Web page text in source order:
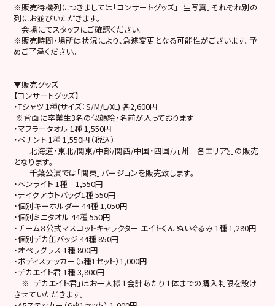
※販売待機列につきましては「コンサートグッズ」「生写真」それぞれ別の
列にお並びいただきます。
会場にてスタッフにご確認ください。
※販売時間・場所は状況により､急遽変更となる可能性がございます。予
めご了承ください。
▼販売グッズ
【コンサートグッズ】
・Tシャツ 1種(サイズ：S/M/L/XL) 各2,600円
※背面に卒業生3名の似顔絵・名前が入っております
・マフラータオル 1種 1,550円
・ペナント 1種 1,550円（税込）
北海道・東北/関東/中部/関西/中国・四国/九州 各エリア別の販売
となります。
千葉公演では「関東」バージョンを販売致します。
・ペンライト 1種 1,550円
・テイクアウトバッグ1種 550円
・個別キーホルダー 44種 1,050円
・個別ミニタオル 44種 550円
・チーム８公式マスコットキャラクター エイトくん ぬいぐるみ 1種 1,280円
・個別デカ缶バッジ 44種 850円
・オペラグラス 1種 800円
・ボディステッカー（5種1セット）1,000円
・デカエイト君 1種 3,800円
※「デカエイト君」はお一人様１会計あたり１体までの購入制限を設け
させていただきます。